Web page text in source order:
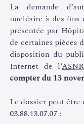
La demande
nucléaire à des fins
présentée par
de certaines pièces
disposition du
Internet de l’ASNR
compter du 13
Le dossier peut être
03.88.13.07.07 :